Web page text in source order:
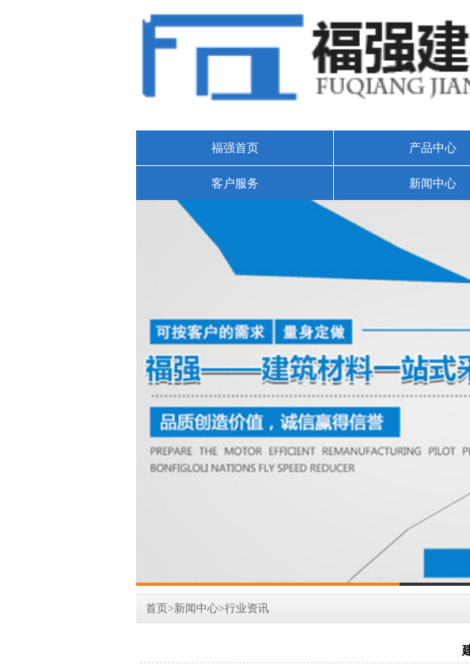
福强首页 产品中心
客户服务 新闻中心
首页>新闻中心>行业资讯